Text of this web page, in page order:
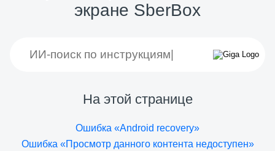
экране SberBox
На этой странице
Ошибка «Android recovery»
Ошибка «Просмотр данного контента недоступен»